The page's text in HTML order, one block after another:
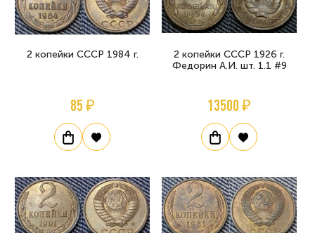
2 копейки СССР 1984 г.
85 ₽
2 копейки СССР 1926 г.
Федорин А.И. шт. 1.1 #9
13500 ₽